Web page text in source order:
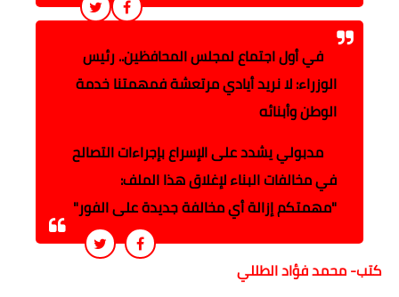
في أول اجتماع لمجلس المحافظين.. رئيس
الوزراء: لا نريد أيادي مرتعشة فمهمتنا خدمة
الوطن وأبنائه
مدبولي يشدد على الإسراع بإجراءات التصالح
في مخالفات البناء لإغلاق هذا الملف:
"مهمتكم إزالة أي مخالفة جديدة على الفور"
كتب- محمد فؤاد الطللي